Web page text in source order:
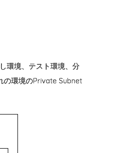
環境、テスト環境、分
の環境のPrivate Subnet